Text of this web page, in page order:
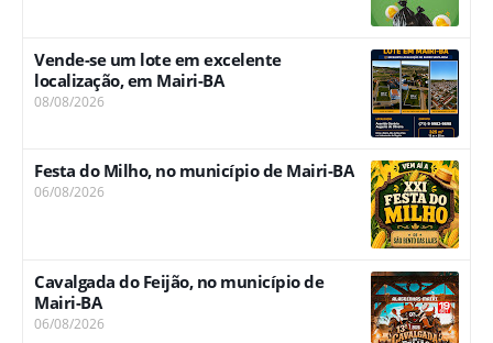
Vende-se um lote em excelente
localização, em Mairi-BA
08/08/2026
Festa do Milho, no município de Mairi-BA
06/08/2026
Cavalgada do Feijão, no município de
Mairi-BA
06/08/2026